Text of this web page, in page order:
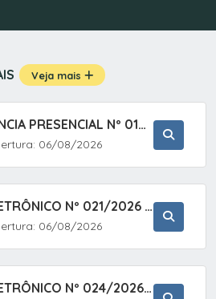
Veja mais
CONCORRÊNCIA PRESENCIAL Nº 019/2025 - PAVIMENTAÇÃO ASFÁLTICA EM TRECHO DA RUA 2 NO BAIRRO VILA SOARES NO MUNICÍPIO DE SETE BARRAS/SP.
06/08/2026
PREGÃO ELETRÔNICO Nº 021/2026 - AQUISIÇÃO DE CONTENTORES E CARRINHOS, DESTINADOS A COLETIVA E MANEJO DE RESÍDUOS SÓLIDOS, ATRAVÉS DO SISTEMA DE REGISTRO DE PREÇOS (SRP)
06/08/2026
PREGÃO ELETRÔNICO Nº 024/2026 - AQUISIÇÃO DE GÁS MEDICINAL TIPO OXIGÊNIO (1,00 M3, 3,00 M3 E 10,00 M3), EM ATENDIMENTO À SECRETARIA MUNICIPAL DE SAÚDE, ATRAVÉS DO SISTEMA DE REGISTRO DE PREÇOS (SRP)